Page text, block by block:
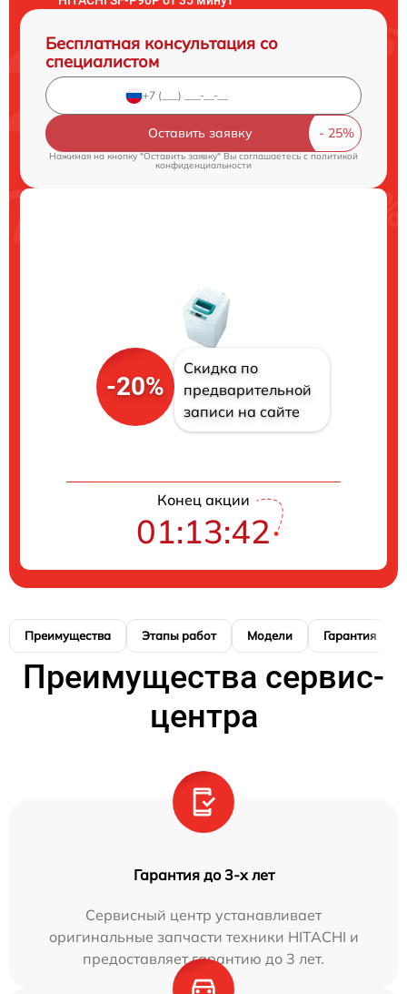
Бесплатная консультация со
специалистом
Оставить заявку
Нажимая на кнопку "Оставить заявку" Вы соглашаетесь cполитикой
конфиденциальности
-20%
Скидка по
предварительной
записи на сайте
Конец акции
01:13:42
Преимущества Этапы работ Модели Гарантия
Преимущества сервис-
центра
Гарантия до 3-х лет
Сервисный центр устанавливает
оригинальные запчасти техники HITACHI и
предоставляет гарантию до 3 лет.